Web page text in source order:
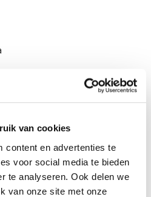
van cookies
content en advertenties te
voor social media te bieden
te analyseren. Ook delen we
van onze site met onze
de auto altijd volgetankt of
dan rekenen we de brandstof- of